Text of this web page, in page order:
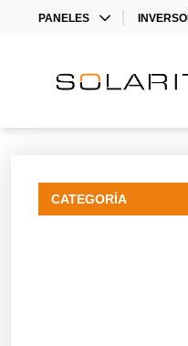
PANELES
BIFACIAL
CATEGORÍA